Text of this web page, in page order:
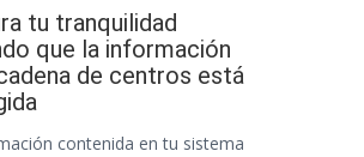
tu tranquilidad
que la información
de centros está
contenida en tu sistema